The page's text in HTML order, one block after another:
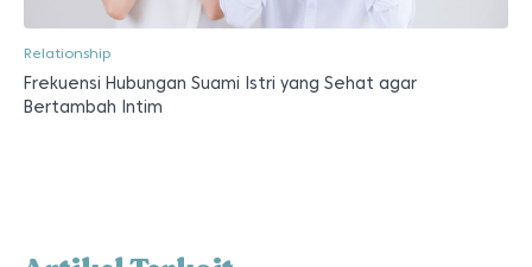
Relationship
Frekuensi Hubungan Suami Istri yang Sehat agar
Bertambah Intim